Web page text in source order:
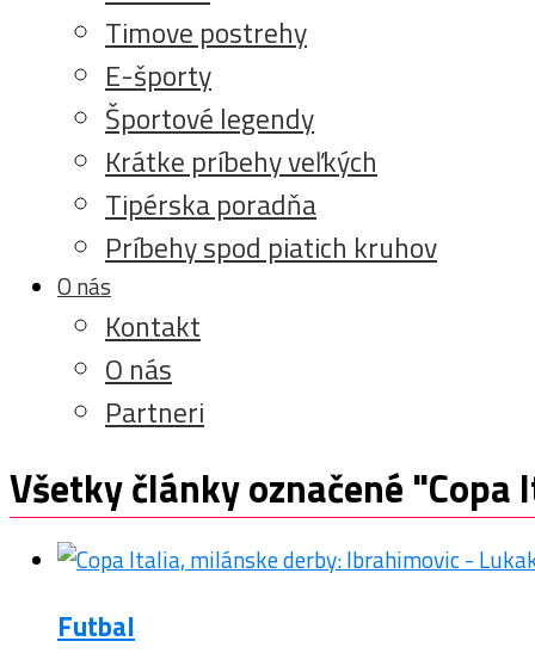
Timove postrehy
E-športy
Športové legendy
Krátke príbehy veľkých
Tipérska poradňa
Príbehy spod piatich kruhov
O nás
Kontakt
O nás
Partneri
Všetky články označené "Copa
Futbal